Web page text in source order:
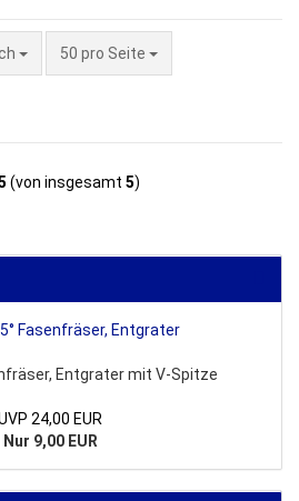
50 pro Seite
pro Seite
(von insgesamt 5)
Entgrater mit V-Spitze
24,00 EUR
Nur 9,00 EUR